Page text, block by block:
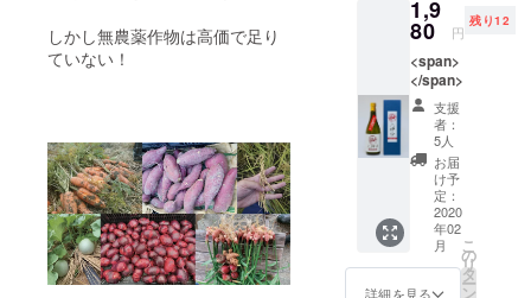
しかし無農薬作物は高価で足り
ていない！
ノキパ
ウダー
と少量
の米ぬ
かを配
合して
作られ
ており
ます。
野菜、
お花、
樹木な
どが大
きく元
気に育
ちま
1,9
80 円
残り12
<span>
</span>
支援
者：
5人
お届
け予
定：
2020
年02
月
詳細を見る
こ
の
リ
タ
ー
ン